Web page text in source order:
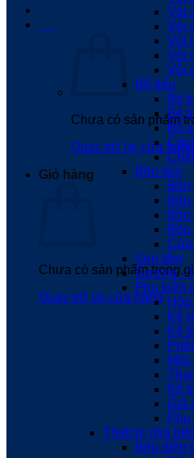
Chưa có sản phẩm
Quay trở lại cửa
Giỏ hàng
Chưa có sản phẩm trong
Quay trở lại cửa hàng
Vòi
Vòi
Vòi
Vòi
Vòi
Bệ tiểu
Bệ
Bệ
Bộ
Bồn tắm
Bồn
Bồn
Bồn
Bồn
Sen tắm
Gương -
Phụ kiện
Kệ
Kệ
Kệ
Giá
Thiết bị nhà
Bếp điện